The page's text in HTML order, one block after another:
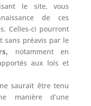
le site, vous
de ces
Celles-ci pourront
sans préavis par le
notamment en
aux lois et
ne saurait être tenu
manière d’une